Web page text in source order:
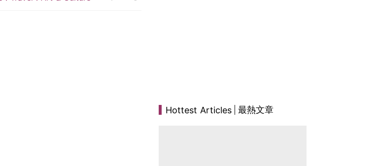
Hottest Articles 最熱文章